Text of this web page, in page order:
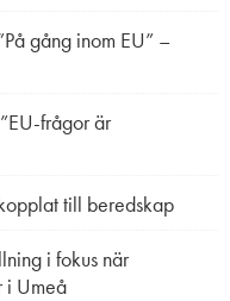
gång inom EU” –
frågor är
till beredskap
i fokus när
i Umeå